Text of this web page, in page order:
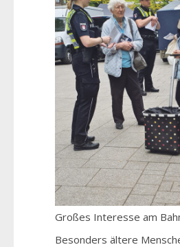
Großes Interesse am
Besonders ältere